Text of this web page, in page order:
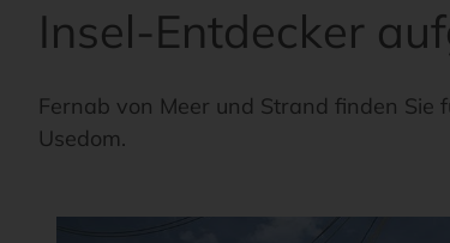
Insel-Entdecker
Fernab von Meer und Strand finden Sie
Usedom.